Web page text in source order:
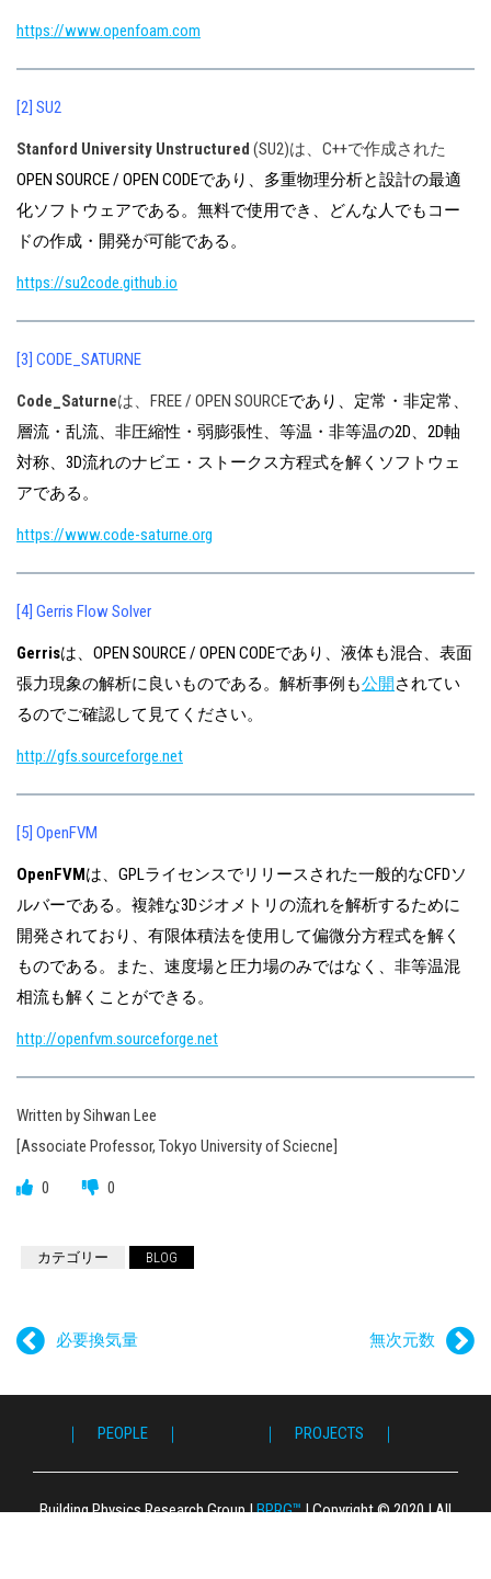
https://www.openfoam.com
[2] SU2
Stanford University Unstructured (SU2)は、C++で作成された
OPEN SOURCE / OPEN CODEであり、多重物理分析と設計の最適
化ソフトウェアである。無料で使用でき、どんな人でもコー
ドの作成・開発が可能である。
https://su2code.github.io
[3] CODE_SATURNE
Code_Saturneは、FREE / OPEN SOURCEであり、定常・非定常、
層流・乱流、非圧縮性・弱膨張性、等温・非等温の2D、2D軸
対称、3D流れのナビエ・ストークス方程式を解くソフトウェ
アである。
https://www.code-saturne.org
[4] Gerris Flow Solver
Gerrisは、OPEN SOURCE / OPEN CODEであり、液体も混合、表面
張力現象の解析に良いものである。解析事例も公開されてい
るのでご確認して見てください。
http://gfs.sourceforge.net
[5] OpenFVM
OpenFVMは、GPLライセンスでリリースされた一般的なCFDソ
ルバーである。複雑な3Dジオメトリの流れを解析するために
開発されており、有限体積法を使用して偏微分方程式を解く
ものである。また、速度場と圧力場のみではなく、非等温混
相流も解くことができる。
http://openfvm.sourceforge.net
Written by Sihwan Lee
[Associate Professor, Tokyo University of Sciecne]
0 0
カテゴリー BLOG
必要換気量 無次元数
｜ PEOPLE ｜ ｜ PROJECTS ｜
Building Physics Research Group|BPRG™|Copyright © 2020|All